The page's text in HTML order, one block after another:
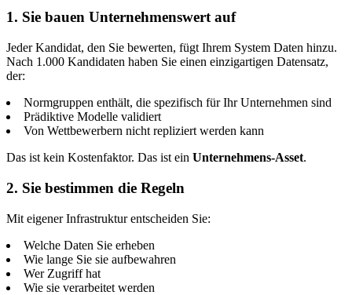
1. Sie bauen Unternehmenswert auf
Jeder Kandidat, den Sie bewerten, fügt Ihrem System Daten hinzu.
Nach 1.000 Kandidaten haben Sie einen einzigartigen Datensatz,
der:
Normgruppen enthält, die spezifisch für Ihr Unternehmen sind
Prädiktive Modelle validiert
Von Wettbewerbern nicht repliziert werden kann
Das ist kein Kostenfaktor. Das ist ein Unternehmens-Asset.
2. Sie bestimmen die Regeln
Mit eigener Infrastruktur entscheiden Sie:
Welche Daten Sie erheben
Wie lange Sie sie aufbewahren
Wer Zugriff hat
Wie sie verarbeitet werden